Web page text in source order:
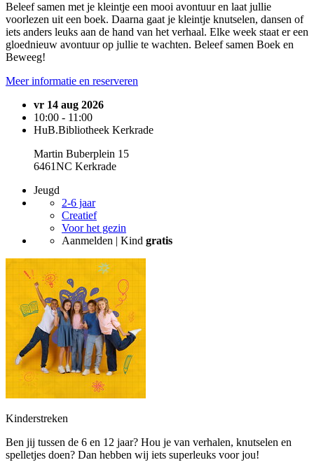
Beleef samen met je kleintje een mooi avontuur en laat jullie
voorlezen uit een boek. Daarna gaat je kleintje knutselen, dansen of
iets anders leuks aan de hand van het verhaal. Elke week staat er een
gloednieuw avontuur op jullie te wachten. Beleef samen Boek en
Beweeg!
Meer informatie en reserveren
vr 14 aug 2026
10:00 - 11:00
HuB.Bibliotheek Kerkrade
Martin Buberplein 15
6461NC Kerkrade
Jeugd
2-6 jaar
Creatief
Voor het gezin
Aanmelden | Kind gratis
Kinderstreken
Ben jij tussen de 6 en 12 jaar? Hou je van verhalen, knutselen en
spelletjes doen? Dan hebben wij iets superleuks voor jou!